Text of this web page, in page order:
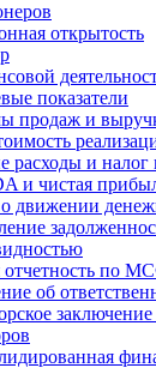
открытость
показатели
продаж и
расходы и налог
и чистая
движении
отчетность по
об